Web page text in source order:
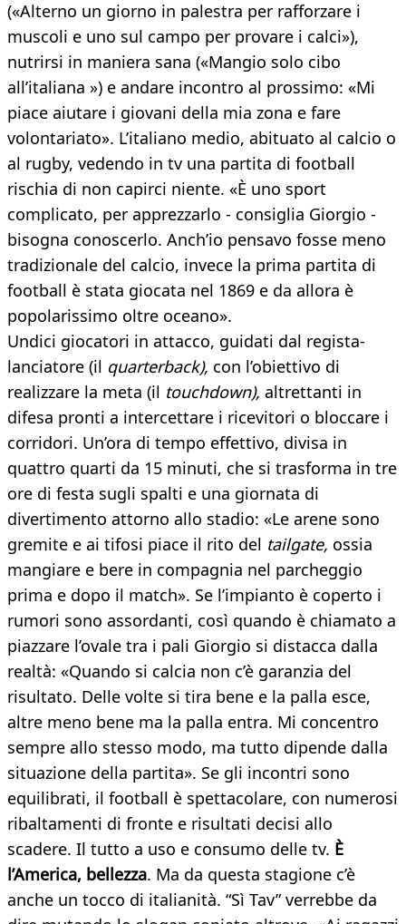
(«Alterno un giorno in palestra per rafforzare i
muscoli e uno sul campo per provare i calci»),
nutrirsi in maniera sana («Mangio solo cibo
all’italiana ») e andare incontro al prossimo: «Mi
piace aiutare i giovani della mia zona e fare
volontariato». L’italiano medio, abituato al calcio o
al rugby, vedendo in tv una partita di football
rischia di non capirci niente. «È uno sport
complicato, per apprezzarlo - consiglia Giorgio -
bisogna conoscerlo. Anch’io pensavo fosse meno
tradizionale del calcio, invece la prima partita di
football è stata giocata nel 1869 e da allora è
popolarissimo oltre oceano».
Undici giocatori in attacco, guidati dal regista-
lanciatore (il quarterback), con l’obiettivo di
realizzare la meta (il touchdown), altrettanti in
difesa pronti a intercettare i ricevitori o bloccare i
corridori. Un’ora di tempo effettivo, divisa in
quattro quarti da 15 minuti, che si trasforma in tre
ore di festa sugli spalti e una giornata di
divertimento attorno allo stadio: «Le arene sono
gremite e ai tifosi piace il rito del tailgate, ossia
mangiare e bere in compagnia nel parcheggio
prima e dopo il match». Se l’impianto è coperto i
rumori sono assordanti, così quando è chiamato a
piazzare l’ovale tra i pali Giorgio si distacca dalla
realtà: «Quando si calcia non c’è garanzia del
risultato. Delle volte si tira bene e la palla esce,
altre meno bene ma la palla entra. Mi concentro
sempre allo stesso modo, ma tutto dipende dalla
situazione della partita». Se gli incontri sono
equilibrati, il football è spettacolare, con numerosi
ribaltamenti di fronte e risultati decisi allo
scadere. Il tutto a uso e consumo delle tv. È
l’America, bellezza. Ma da questa stagione c’è
anche un tocco di italianità. “Sì Tav” verrebbe da